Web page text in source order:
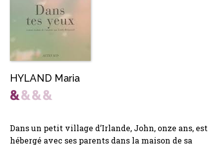
HYLAND Maria
Dans un petit village d’Irlande, John, onze ans, est
hébergé avec ses parents dans la maison de sa